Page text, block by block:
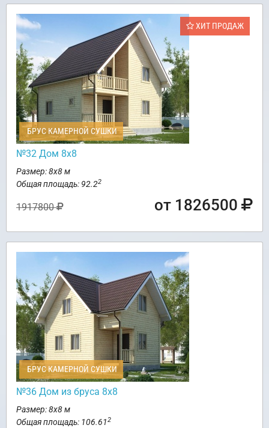
ХИТ ПРОДАЖ
БРУС КАМЕРНОЙ СУШКИ
№32 Дом 8х8
Размер: 8х8 м
Общая площадь: 92.22
1917800 от 1826500
БРУС КАМЕРНОЙ СУШКИ
№36 Дом из бруса 8х8
Размер: 8х8 м
Общая площадь: 106.612